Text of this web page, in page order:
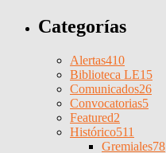
Categorías
Alertas410
Biblioteca LE15
Comunicados26
Convocatorias5
Featured2
Histórico511
Gremiales78